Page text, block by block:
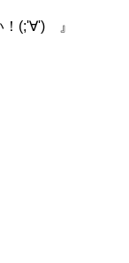
！(;'∀') 』